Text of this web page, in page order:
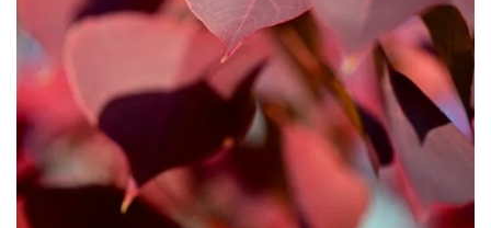
ローライコード 原神